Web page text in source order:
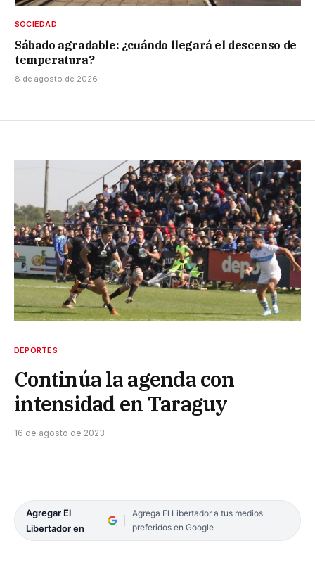
SOCIEDAD
Sábado agradable: ¿cuándo llegará el descenso de
temperatura?
8 de agosto de 2026
DEPORTES
Continúa la agenda con
intensidad en Taraguy
16 de agosto de 2023
Agregar El
Libertador en
Agrega El Libertador a tus medios
preferidos en Google